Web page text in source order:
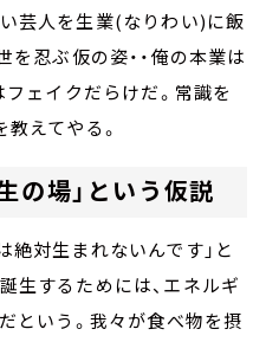
芸人を生業(なりわい)に飯
を忍ぶ仮の姿・・俺の本業は
フェイクだらけだ。常識を
えてやる。
の場」という仮説
絶対生まれないんです」と
生するためには、エネルギ
という。我々が食べ物を摂